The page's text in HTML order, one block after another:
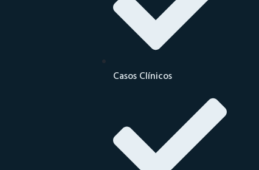
Casos Clínicos